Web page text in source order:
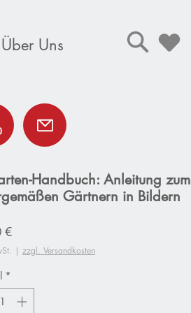
Über Uns
Handbuch: Anleitung zum
Gärtnern in Bildern
€Preis
| zzgl. Versandkosten
*